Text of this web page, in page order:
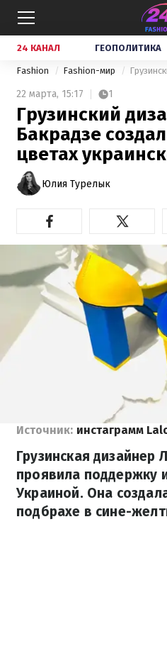
24 КАНАЛ ГЕОПОЛИТИКА
Fashion Fashion-мир
22 марта, 15:17 1
Грузинский
Бакрадзе
цветах
Юлия Турелык
Источник: инстаграмм
Грузинская дизайнер
проявила поддержку
Украиной. Она
подбрахе в сине-